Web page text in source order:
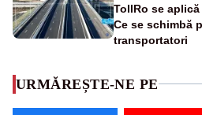
TollRo se
Ce se schimbă
transportatori
URMĂREȘTE-NE PE